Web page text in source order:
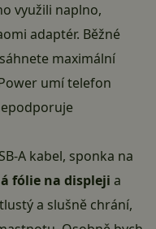
využili naplno,
adaptér. Běžné
maximální
umí telefon
A kabel, sponka na
fólie na displeji a
a slušně chrání,